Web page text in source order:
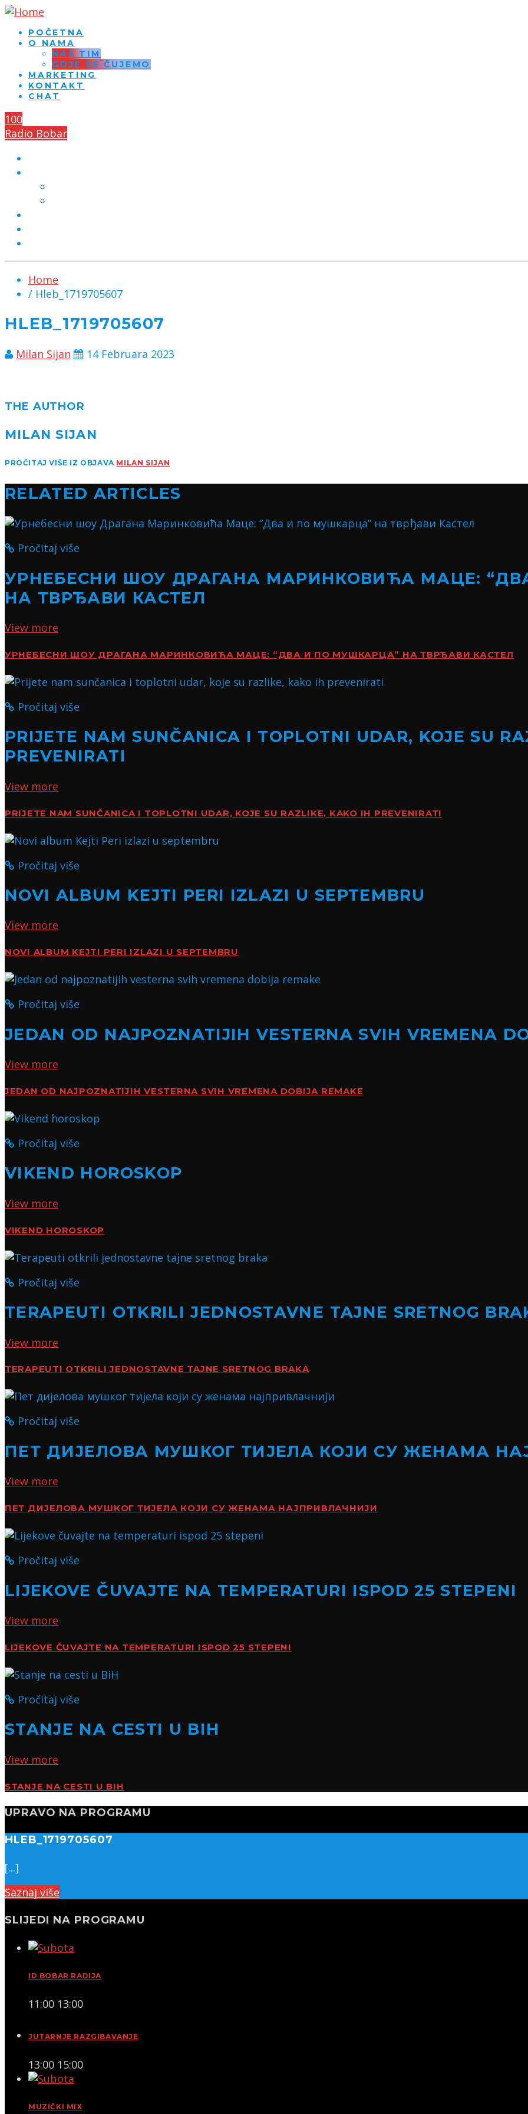
POČETNA
O NAMA
NAŠ TIM
GDJE SE ČUJEMO
MARKETING
KONTAKT
CHAT
100
Radio Bobar
Home
/ Hleb_1719705607
HLEB_1719705607
Milan Sijan 14 Februara 2023
THE AUTHOR
MILAN SIJAN
PROČITAJ VIŠE IZ OBJAVA MILAN SIJAN
RELATED ARTICLES
Pročitaj više
УРНЕБЕСНИ ШОУ ДРАГАНА МАРИНКОВИЋА МАЦЕ:
НА ТВРЂАВИ КАСТЕЛ
View more
УРНЕБЕСНИ ШОУ ДРАГАНА МАРИНКОВИЋА МАЦЕ: “ДВА И ПО МУШКАРЦА” НА ТВРЂАВИ КАСТЕЛ
Pročitaj više
PRIJETE NAM SUNČANICA I TOPLOTNI UDAR, KOJE SU
PREVENIRATI
View more
PRIJETE NAM SUNČANICA I TOPLOTNI UDAR, KOJE SU RAZLIKE, KAKO IH PREVENIRATI
Pročitaj više
NOVI ALBUM KEJTI PERI IZLAZI U SEPTEMBRU
View more
NOVI ALBUM KEJTI PERI IZLAZI U SEPTEMBRU
Pročitaj više
JEDAN OD NAJPOZNATIJIH VESTERNA SVIH VREMENA
View more
JEDAN OD NAJPOZNATIJIH VESTERNA SVIH VREMENA DOBIJA REMAKE
Pročitaj više
VIKEND HOROSKOP
View more
VIKEND HOROSKOP
Pročitaj više
TERAPEUTI OTKRILI JEDNOSTAVNE TAJNE SRETNOG
View more
TERAPEUTI OTKRILI JEDNOSTAVNE TAJNE SRETNOG BRAKA
Pročitaj više
ПЕТ ДИЈЕЛОВА МУШКОГ ТИЈЕЛА КОЈИ СУ ЖЕНАМА
View more
ПЕТ ДИЈЕЛОВА МУШКОГ ТИЈЕЛА КОЈИ СУ ЖЕНАМА НАЈПРИВЛАЧНИЈИ
Pročitaj više
LIJEKOVE ČUVAJTE NA TEMPERATURI ISPOD 25 STEPENI
View more
LIJEKOVE ČUVAJTE NA TEMPERATURI ISPOD 25 STEPENI
Pročitaj više
STANJE NA CESTI U BIH
View more
STANJE NA CESTI U BIH
UPRAVO NA PROGRAMU
HLEB_1719705607
[...]
Saznaj više
SLIJEDI NA PROGRAMU
ID BOBAR RADIJA
11:00 13:00
JUTARNJE RAZGIBAVANJE
13:00 15:00
MUZIČKI MIX